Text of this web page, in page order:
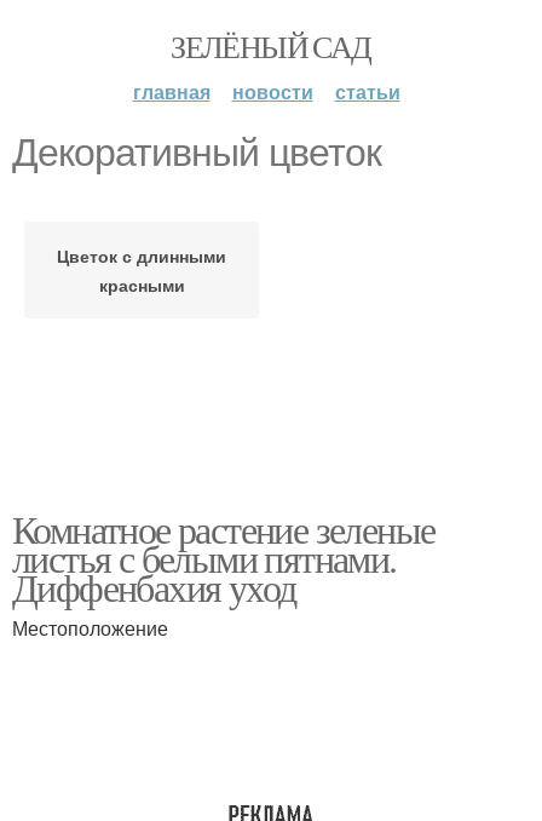
ЗЕЛЁНЫЙ САД
главная новости статьи
Декоративный цветок
Цветок с длинными
красными
Комнатное растение зеленые
листья с белыми пятнами.
Диффенбахия уход
Местоположение